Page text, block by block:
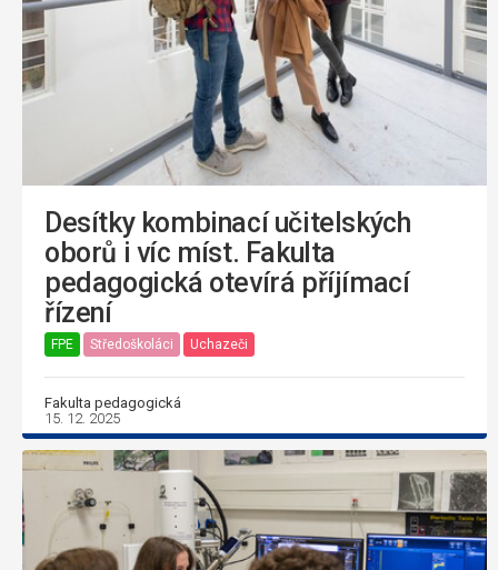
Desítky kombinací učitelských
oborů i víc míst. Fakulta
pedagogická otevírá příjímací
řízení
FPE Středoškoláci Uchazeči
Fakulta pedagogická
15. 12. 2025